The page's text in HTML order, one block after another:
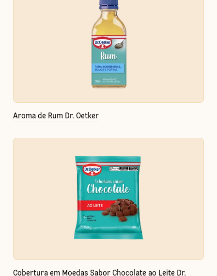
Aroma de Rum Dr. Oetker
Cobertura em Moedas Sabor Chocolate ao Leite Dr.